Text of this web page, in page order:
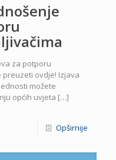
za potporu
preuzeti ovdje! Izjava
možete
općih uvjeta […]
Opširnije